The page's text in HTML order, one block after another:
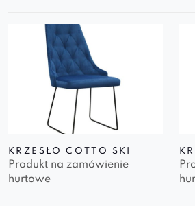
KRZESŁO COTTO SKI
Produkt na zamówienie
hurtowe